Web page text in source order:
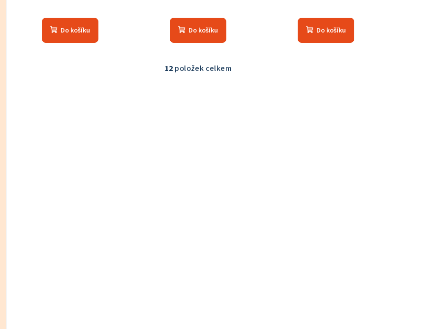
hodnocení
produktu
je
Do košíku
hodnocení
produktu
je
z
Do košíku
hodnocení
produktu
je
Do košíku
O
12 položek celkem